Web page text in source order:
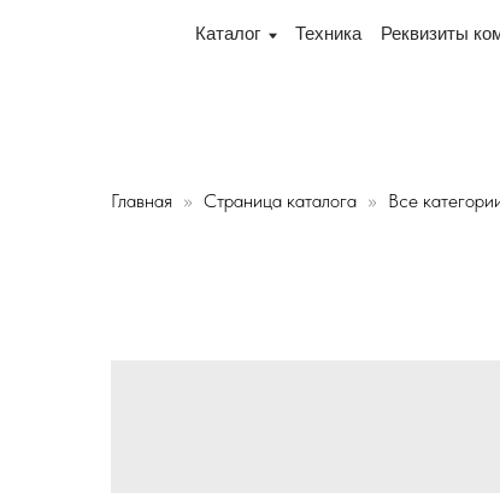
Каталог Техника Реквизиты компании
Промышленный 16, офис № 15 2-й этаж,
Главная Страница каталога Все